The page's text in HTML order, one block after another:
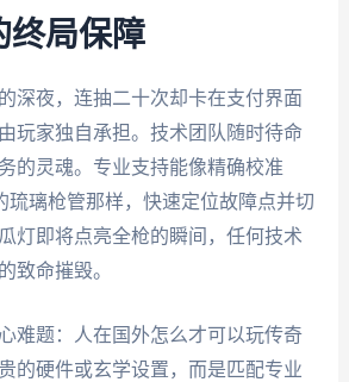
终局保障
深夜，连抽二十次却卡在支付界面
家独自承担。技术团队随时待命
的灵魂。专业支持能像精确校准
琉璃枪管那样，快速定位故障点并切
灯即将点亮全枪的瞬间，任何技术
致命摧毁。
难题：人在国外怎么才可以玩传奇
的硬件或玄学设置，而是匹配专业